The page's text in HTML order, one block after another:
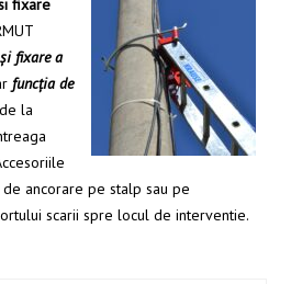
fixare
fixare a
funcția de
la
ancorare pe stalp sau pe
scarii spre locul de interventie.